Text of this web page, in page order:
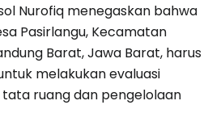
Nurofiq menegaskan bahwa
Pasirlangu, Kecamatan
Barat, Jawa Barat, harus
melakukan evaluasi
ruang dan pengelolaan